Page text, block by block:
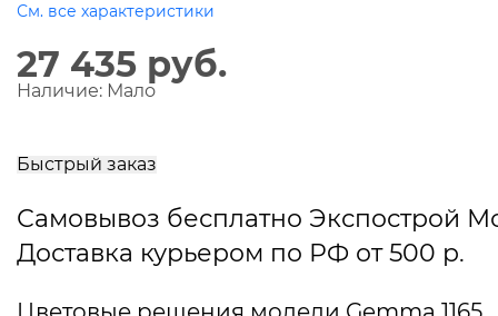
См. все характеристики
27 435 руб.
Наличие: Мало
Быстрый заказ
Самовывоз бесплатно Экспострой
Доставка курьером по РФ от 500 р.